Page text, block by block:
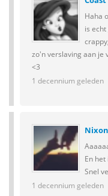
Haha
is
zo'n verslaving aan je
<3
1 decennium geleden
Nixon
En
Snel
1 decennium geleden